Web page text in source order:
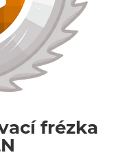
frézka -